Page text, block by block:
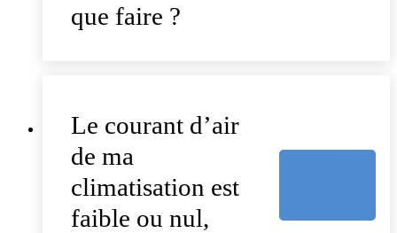
que faire ?
Le courant d’air
de ma
climatisation est
faible ou nul,